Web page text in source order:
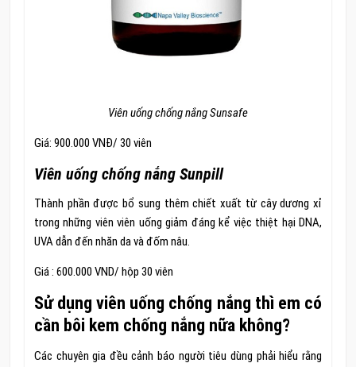
Viên uống chống nắng Sunsafe
Giá: 900.000 VNĐ/ 30 viên
Viên uống chống nắng Sunpill
Thành phần được bổ sung thêm chiết xuất từ cây dương xỉ
trong những viên viên uống giảm đáng kể việc thiệt hại DNA,
UVA dẫn đến nhăn da và đốm nâu.
Giá : 600.000 VND/ hộp 30 viên
Sử dụng viên uống chống nắng thì em có
cần bôi kem chống nắng nữa không?
Các chuyên gia đều cảnh báo người tiêu dùng phải hiểu rằng